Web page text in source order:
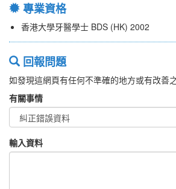
專業資格
香港大學牙醫學士 BDS (HK) 2002
回報問題
如發現這網頁有任何不準確的地方或有改善
有關事情
輸入資料